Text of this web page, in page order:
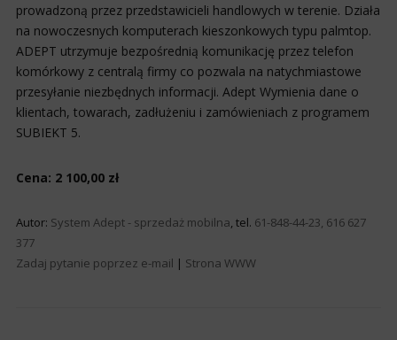
prowadzoną przez przedstawicieli handlowych w terenie. Działa
na nowoczesnych komputerach kieszonkowych typu palmtop.
ADEPT utrzymuje bezpośrednią komunikację przez telefon
komórkowy z centralą firmy co pozwala na natychmiastowe
przesyłanie niezbędnych informacji. Adept Wymienia dane o
klientach, towarach, zadłużeniu i zamówieniach z programem
SUBIEKT 5.
Cena: 2 100,00 zł
Autor: System Adept - sprzedaż mobilna, tel. 61-848-44-23, 616 627
377
Zadaj pytanie poprzez e-mail | Strona WWW